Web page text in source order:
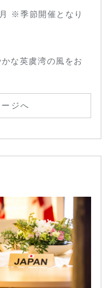
※季節開催となり
な英虞湾の風をお
ジへ